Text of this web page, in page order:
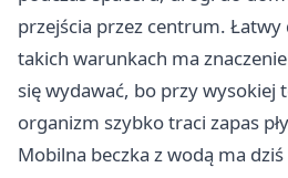
przejścia przez centrum.
takich warunkach ma
się wydawać, bo przy wysokiej
organizm szybko traci zapas
Mobilna beczka z wodą ma